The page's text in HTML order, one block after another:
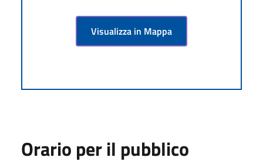
Visualizza in Mappa
Orario per il pubblico